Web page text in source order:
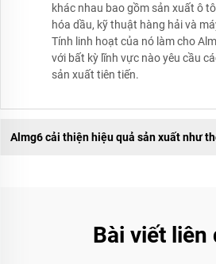
khác nhau bao gồm sản xuất ô
hóa dầu, kỹ thuật hàng hải và
Tính linh hoạt của nó làm cho
với bất kỳ lĩnh vực nào yêu cầu
sản xuất tiên tiến.
Almg6 cải thiện hiệu quả sản xuất như
Bài viết liên